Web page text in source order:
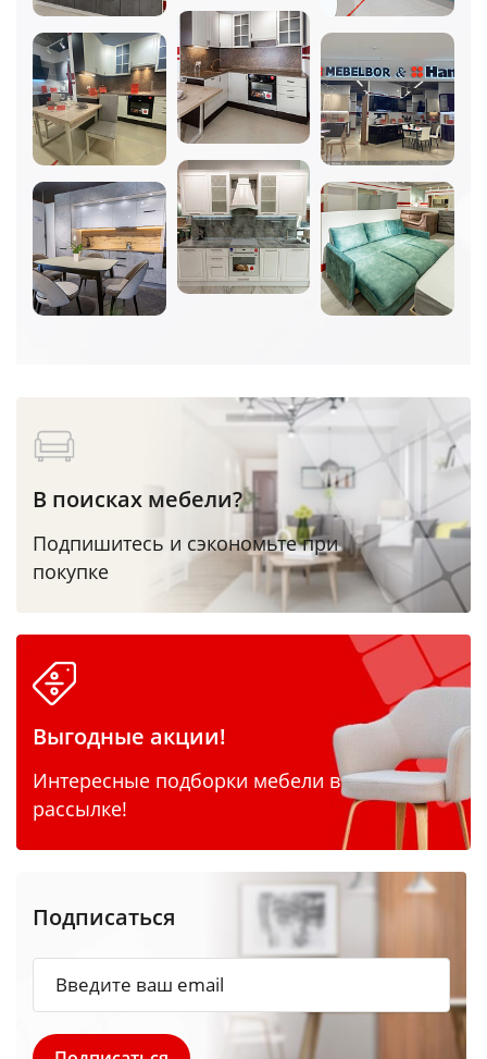
В поисках мебели?
Подпишитесь и сэкономьте при
покупке
Выгодные акции!
Интересные подборки мебели в
рассылке!
Подписаться